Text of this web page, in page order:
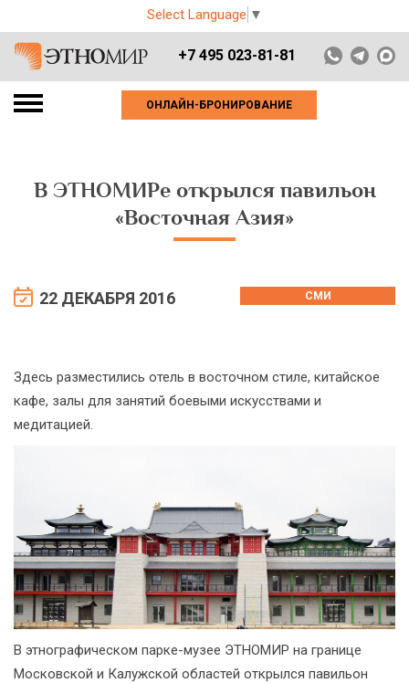
Select Language ▼
+7 495 023-81-81
ОНЛАЙН-БРОНИРОВАНИЕ
В ЭТНОМИРе открылся павильон
«Восточная Азия»
22 ДЕКАБРЯ 2016 СМИ
Здесь разместились отель в восточном стиле, китайское
кафе, залы для занятий боевыми искусствами и
медитацией.
В этнографическом парке-музее ЭТНОМИР на границе
Московской и Калужской областей открылся павильон